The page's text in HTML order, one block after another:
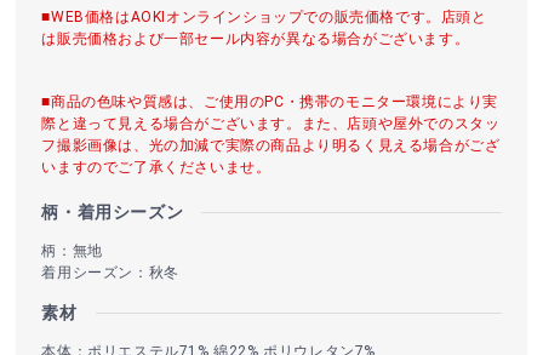
■WEB価格はAOKIオンラインショップでの販売価格です。店頭と
は販売価格および一部セール内容が異なる場合がございます。
■商品の色味や質感は、ご使用のPC・携帯のモニター環境により実
際と違って見える場合がございます。また、店頭や屋外でのスタッ
フ撮影画像は、光の加減で実際の商品より明るく見える場合がござ
いますのでご了承くださいませ。
柄・着用シーズン
柄：無地
着用シーズン：秋冬
素材
本体：ポリエステル71% 綿22% ポリウレタン7%